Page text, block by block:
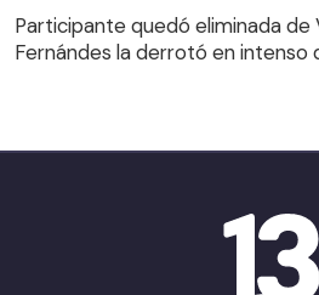
Fernándes la derrotó en intenso
Participante quedó eliminada de
Fernándes la derrotó en intenso